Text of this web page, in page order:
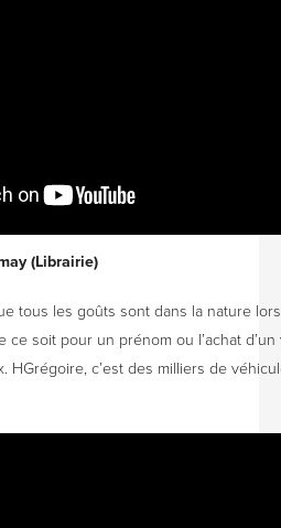
(Librairie)
tous les goûts sont dans la nature lors
ce soit pour un prénom ou l’achat d’un
HGrégoire, c’est des milliers de